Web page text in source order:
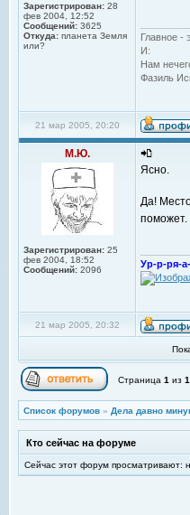
Зарегистрирован: 28
фев 2004, 12:52
Сообщений: 3625
Откуда: планета Земля
или?
Главное -
И:
Нам
Фазиль
21 мар 2005, 20:20
М.Ю.
Зарегистрирован: 25
фев 2004, 18:52
Сообщений: 2096
Ясно.
Да!
поможет.
Ур-р-ря-
21 мар 2005, 20:32
Страница 1 из 1
Список форумов » Дела давно
Кто сейчас на форуме
Сейчас этот форум просматривают: